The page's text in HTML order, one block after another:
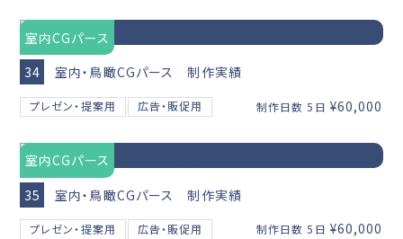
室内CGパース
34
室内・鳥瞰CGパース 制作実績
プレゼン・提案用 広告・販促用 制作日数 5日 ¥60,000
室内CGパース
35
室内・鳥瞰CGパース 制作実績
プレゼン・提案用 広告・販促用 制作日数 5日 ¥60,000